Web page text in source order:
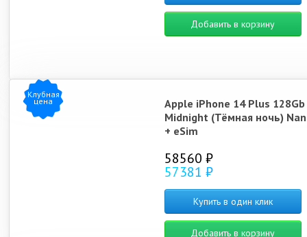
Добавить в корзину
Клубная
цена
Apple iPhone 14 Plus 128Gb
Midnight (Тёмная ночь)
+ eSim
58560 ₽
57381 ₽
Купить в один клик
Добавить в корзину